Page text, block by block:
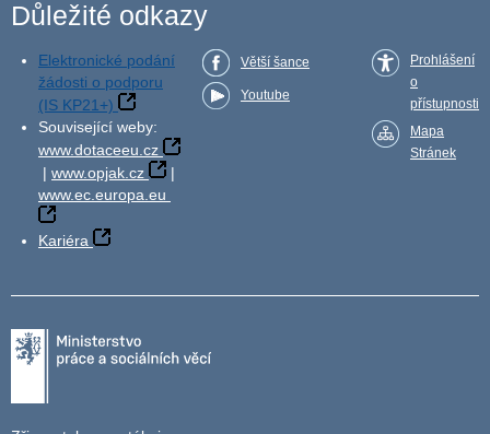
Důležité odkazy
Elektronické podání
žádosti o podporu
(IS KP21+)
Související weby:
www.dotaceeu.cz
| www.opjak.cz
|
www.ec.europa.eu
Kariéra
Větší šance
Youtube
Prohlášení
o
přístupnosti
Mapa
Stránek